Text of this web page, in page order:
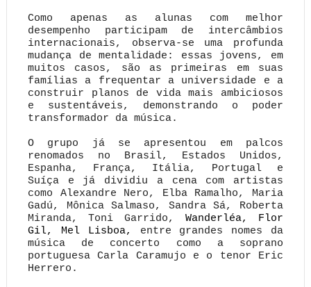
Como apenas as alunas com melhor
desempenho participam de intercâmbios
internacionais, observa-se uma profunda
mudança de mentalidade: essas jovens, em
muitos casos, são as primeiras em suas
famílias a frequentar a universidade e a
construir planos de vida mais ambiciosos
e sustentáveis, demonstrando o poder
transformador da música.
O grupo já se apresentou em palcos
renomados no Brasil, Estados Unidos,
Espanha, França, Itália, Portugal e
Suíça e já dividiu a cena com artistas
como Alexandre Nero, Elba Ramalho, Maria
Gadú, Mônica Salmaso, Sandra Sá, Roberta
Miranda, Toni Garrido, Wanderléa, Flor
Gil, Mel Lisboa, entre grandes nomes da
música de concerto como a soprano
portuguesa Carla Caramujo e o tenor Eric
Herrero.